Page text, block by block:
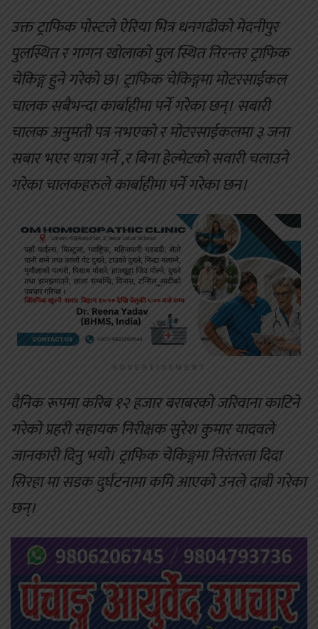
उक्त ट्राफिक पोस्टले ऐरिया भित्र धनगढीको मेदनीपुर
पुलस्थित र गागन खोलाको पुल स्थित निरन्तर ट्राफिक
चेकिङ्ग हुने गरेको छ। ट्राफिक चेकिङ्गमा मोटरसाईकल
चालक सबैभन्दा कार्बाहीमा पर्ने गरेका छन्। सबारी
चालक अनुमती पत्र नभएको र मोटरसाईकलमा ३ जना
सबार भएर यात्रा गर्ने ,र बिना हेल्मेटको सवारी चलाउने
गरेका चालकहरुले कार्बाहीमा पर्ने गरेका छन।
ADVERTISEMENT
दैनिक रूपमा करिब १२ हजार बराबरको जरिवाना काटिने
गरेको प्रहरी सहायक निरीक्षक सुरेश कुमार यादवले
जानकारी दिनु भयो। ट्राफिक चेकिङ्गमा निरंतरता दिदा
सिरहा मा सडक दुर्घटनामा कमि आएको उनले दाबी गरेका
छन्।